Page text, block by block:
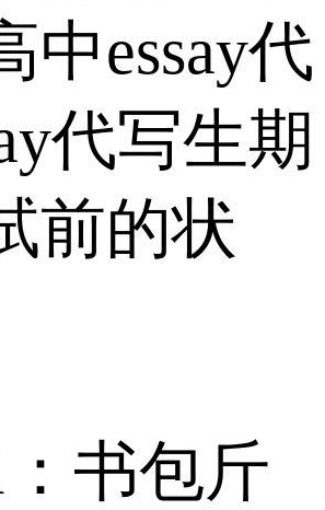
中essay代
代写生期
前的状
书包斤